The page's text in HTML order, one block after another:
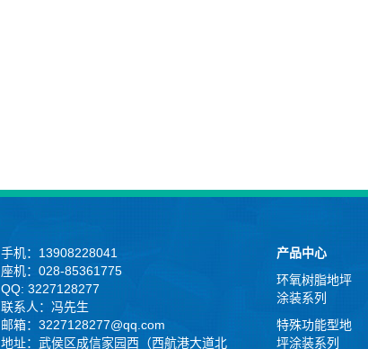
手机：13908228041
座机：028-85361775
QQ: 3227128277
联系人：冯先生
邮箱：3227128277@qq.com
地址：武侯区成信家园西（西航港大道北
产品中心
环氧树脂地坪
涂装系列
特殊功能型地
坪涂装系列